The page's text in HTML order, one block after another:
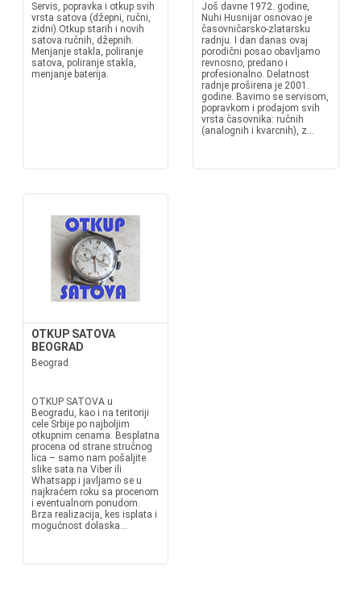
Servis, popravka i otkup svih
vrsta satova (džepni, ručni,
zidni).Otkup starih i novih
satova ručnih, džepnih.
Menjanje stakla, poliranje
satova, poliranje stakla,
menjanje baterija.
Još davne 1972. godine,
Nuhi Husnijar osnovao je
časovničarsko-zlatarsku
radnju. I dan danas ovaj
porodični posao obavljamo
revnosno, predano i
profesionalno. Delatnost
radnje proširena je 2001.
godine. Bavimo se servisom,
popravkom i prodajom svih
vrsta časovnika: ručnih
(analognih i kvarcnih), z...
OTKUP SATOVA
BEOGRAD
Beograd
OTKUP SATOVA u
Beogradu, kao i na teritoriji
cele Srbije po najboljim
otkupnim cenama. Besplatna
procena od strane stručnog
lica – samo nam pošaljite
slike sata na Viber ili
Whatsapp i javljamo se u
najkraćem roku sa procenom
i eventualnom ponudom.
Brza realizacija, kes isplata i
mogućnost dolaska...